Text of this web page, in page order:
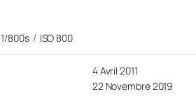
1/800s / ISO 800
4 Avril 2011
22 Novembre 2019